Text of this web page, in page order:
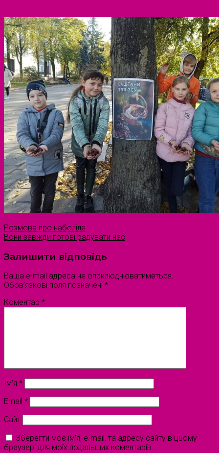
Розмова про наболіле
Вони завжди готові радувати нас
Залишити відповідь
Ваша e-mail адреса не оприлюднюватиметься.
Обов’язкові поля позначені *
Коментар *
Ім'я *
Email *
Сайт
Зберегти моє ім'я, e-mail, та адресу сайту в цьому
браузері для моїх подальших коментарів.